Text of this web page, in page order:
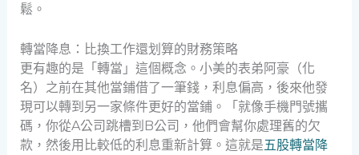
鬆。
轉當降息：比換工作還划算的財務策略
更有趣的是「轉當」這個概念。小美的表弟阿豪（化
名）之前在其他當鋪借了一筆錢，利息偏高，後來他發
現可以轉到另一家條件更好的當鋪。「就像手機門號攜
碼，你從A公司跳槽到B公司，他們會幫你處理舊的欠
款，然後用比較低的利息重新計算。這就是五股轉當降